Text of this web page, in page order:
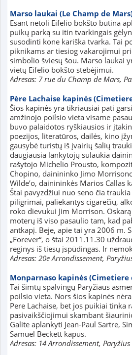
Marso laukai (Le Champ de
Esant netoli Eifelio bokšto būtina
puikų parką su itin tvarkingais
susodinti kone kariška tvarka. Tai
piknikams ar tiesiog vakarojimui
simbolio šviesų šou. Marso laukai
vietų Eifelio bokšto stebėjimui.
Adresas: 7 rue du Champ de Mars,
Père Lachaise kapinės
Šios kapinės yra tikriausiai pati
amžinojo poilsio vieta visame
buvo palaidotos ryškiausios ir
poezijos, literatūros, dailės, kino
gausybė turistų iš įvairių šalių
daugiausia lankytojų sulaukia
rašytojo Michelio Prousto,
Chopino, dainininko Jimo
Wilde’o, dainininkės Marios Callas
Štai pavyzdžiui nuo seno čia
piligrimai, paliekantys cigarečių,
roko dievukui Jim Morrison.
moterų iš viso pasaulio tam, kad
antkapį. Beje, apie tai yra 2006 m.
„Forever“, o štai 2011.11.30
reginys iš tiesų įspūdingas. Ir
Adresas: 20e Arrondissement,
Monparnaso kapinės (Cimetiere
Tai šimtų spalvingų Paryžiaus
poilsio vieta. Nors šios kapinės
Pere Lachaise, bet jos puikiai tinka
pasivaikščiojimui skambant
Galite aplankyti Jean-Paul Sartre,
Samuel Beckett kapus.
Adresas: 14 Arrondissement, Paryžius